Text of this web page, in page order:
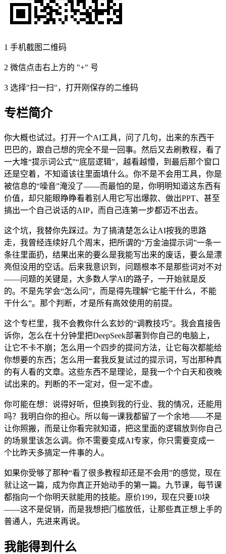
1 手机截图二维码
2 微信点击右上方的 "+" 号
3 选择"扫一扫"，打开刚保存的二维码
专栏简介
你大概也试过。打开一个AI工具，问了几句，出来的东西干
巴巴的，跟自己想的完全不是一回事。然后又去刷教程，看了
一大堆“提示词公式”“底层逻辑”，越看越懵，到最后那个窗口
还是空着，不知道该往里面填什么。你不是不会用工具，你是
被信息的“噪音”淹没了——而最怕的是，你明明知道这东西有
价值，却只能眼睁睁看着别人用它写出爆款、做出PPT、甚至
搞出一个自己说话的AIP，而自己连第一步都迈不出去。
这个坑，我替你先踩过。为了搞清楚怎么让AI按我的思路
走，我曾经连续好几个周末，把所谓的“万金油提示词”一条一
条往里面扔，结果出来的要么是我能写出来的废话，要么是漂
亮但没用的空话。后来我意识到，问题根本不是那些词对不对
——问题的关键是，大多数人学AI的路子，一开始就是反
的。不是先学会“怎么问”，而是得先理解“它能干什么，不能
干什么”。那个判断，才是所有高效使用的前提。
这个专栏里，我不会教你什么玄妙的“调教技巧”。我会直接告
诉你，怎么在十分钟里把DeepSeek部署到你自己的电脑上，
让它不卡不崩；怎么用一个四步的提问方法，让它每次都能给
你想要的东西；怎么用一套我反复试过的提示词，写出那种真
的有人看的文章。这些东西不是理论，是我一个个白天和夜晚
试出来的。判断的不一定对，但一定不虚。
你可能在想：说得好听，但换到我的行业、我的情况，还能用
吗？我明白你的担心。所以每一课我都留了一个余地——不是
让你照搬，而是让你看完就知道，把这里面的逻辑放到你自己
的场景里该怎么调。你不需要变成AI专家，你只需要变成一
个比昨天多搞定一件事的人。
如果你受够了那种“看了很多教程却还是不会用”的感觉，现在
就让这一篇，成为你真正开始动手的第一篇。九节课，每节课
都指向一个你明天就能用的技能。原价199，现在只要10块
——这不是促销，而是我想把门槛放低，让那些真正想上手的
普通人，先进来再说。
我能得到什么